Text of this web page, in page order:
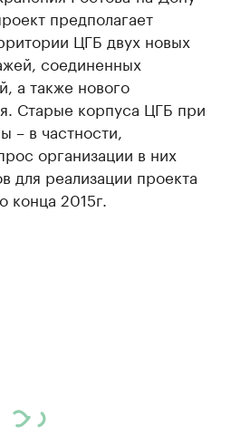
предполагает
ЦГБ двух новых
соединенных
а также нового
Старые корпуса ЦГБ при
– в частности,
организации в них
для реализации проекта
конца 2015г.